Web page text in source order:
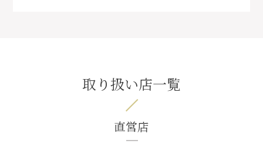
取り扱い店一覧
直営店